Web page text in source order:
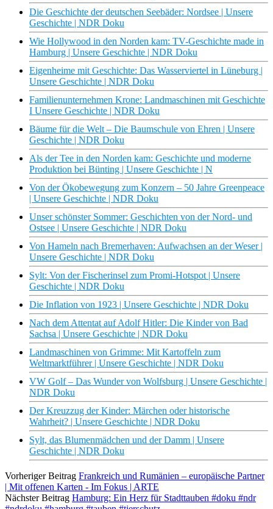
Die Geschichte der deutschen Seebäder: Nordsee | Unsere
Geschichte | NDR Doku
Wie Hollywood in den Norden kam: TV-Geschichte made in
Hamburg | Unsere Geschichte | NDR Doku
Eigenheime mit Geschichte: Das Wasserviertel in Lüneburg |
Unsere Geschichte | NDR Doku
Familienunternehmen Krone: Landmaschinen mit Geschichte
I Unsere Geschichte | NDR Doku
Bäume für die Welt – Die Baumschule von Ehren | Unsere
Geschichte | NDR Doku
Als der Tee in den Norden kam: Geschichte und moderne
Produktion bei Bünting | Unsere Geschichte | N
Von der Ökobewegung zum Konzern – 50 Jahre Greenpeace
| Unsere Geschichte | NDR Doku
Unser schönster Sommer: Geschichten von der Nord- und
Ostsee | Unsere Geschichte | NDR Doku
Von Hameln nach Bremerhaven: Aufwachsen an der Weser |
Unsere Geschichte | NDR Doku
Sylt: Von der Fischerinsel zum Promi-Hotspot | Unsere
Geschichte | NDR Doku
Die Inflation von 1923 | Unsere Geschichte | NDR Doku
Nach dem Attentat auf Adolf Hitler: Die Kinder von Bad
Sachsa | Unsere Geschichte | NDR Doku
Landmaschinen von Grimme: Mit Kartoffeln zum
Weltmarktführer | Unsere Geschichte | NDR Doku
VW Golf – Das Wunder von Wolfsburg | Unsere Geschichte |
NDR Doku
Der Kreuzzug der Kinder: Märchen oder historische
Wahrheit? | Unsere Geschichte | NDR Doku
Sylt, das Blumenmädchen und der Damm | Unsere
Geschichte | NDR Doku
Vorheriger Beitrag Frankreich und Rumänien – europäische Partner
| Mit offenen Karten - Im Fokus | ARTE
Nächster Beitrag Hamburg: Ein Herz für Stadttauben #doku #ndr